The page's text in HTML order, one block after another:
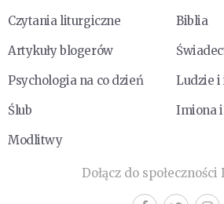
Czytania liturgiczne
Biblia
Artykuły blogerów
Psychologia na co dzień
Ludzie
Ślub
Imiona
Modlitwy
Dołącz do społeczności